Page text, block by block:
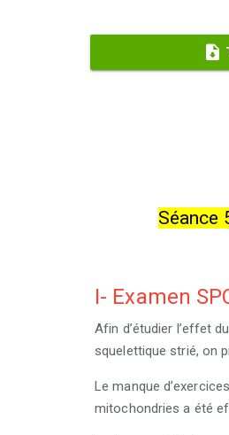
Séance
I- Examen
Afin d’étudier l’effet
squelettique strié, on
Le manque
mitochondries a été